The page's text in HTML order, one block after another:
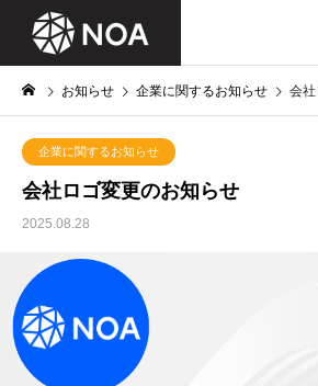
お知らせ 企業に関するお知らせ 会
企業に関するお知らせ
会社ロゴ変更のお知らせ
2025.08.28